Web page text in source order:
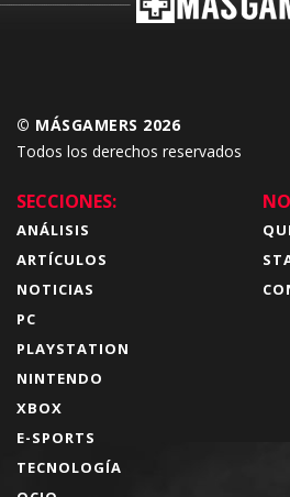
© MÁSGAMERS 2026
Todos los derechos reservados
SECCIONES:
ANÁLISIS
ARTÍCULOS
NOTICIAS
PC
PLAYSTATION
NINTENDO
XBOX
E-SPORTS
TECNOLOGÍA